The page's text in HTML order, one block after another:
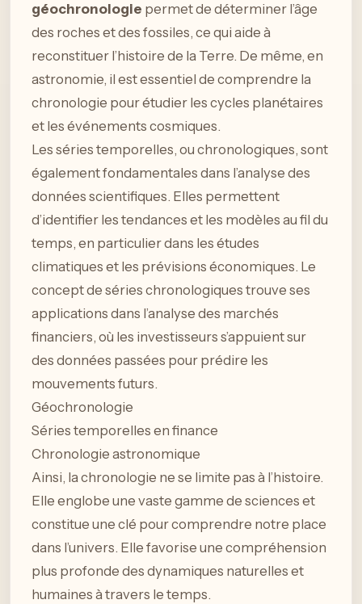
géochronologie permet de déterminer l’âge
des roches et des fossiles, ce qui aide à
reconstituer l’histoire de la Terre. De même, en
astronomie, il est essentiel de comprendre la
chronologie pour étudier les cycles planétaires
et les événements cosmiques.
Les séries temporelles, ou chronologiques, sont
également fondamentales dans l’analyse des
données scientifiques. Elles permettent
d’identifier les tendances et les modèles au fil du
temps, en particulier dans les études
climatiques et les prévisions économiques. Le
concept de séries chronologiques trouve ses
applications dans l’analyse des marchés
financiers, où les investisseurs s’appuient sur
des données passées pour prédire les
mouvements futurs.
Géochronologie
Séries temporelles en finance
Chronologie astronomique
Ainsi, la chronologie ne se limite pas à l’histoire.
Elle englobe une vaste gamme de sciences et
constitue une clé pour comprendre notre place
dans l’univers. Elle favorise une compréhension
plus profonde des dynamiques naturelles et
humaines à travers le temps.